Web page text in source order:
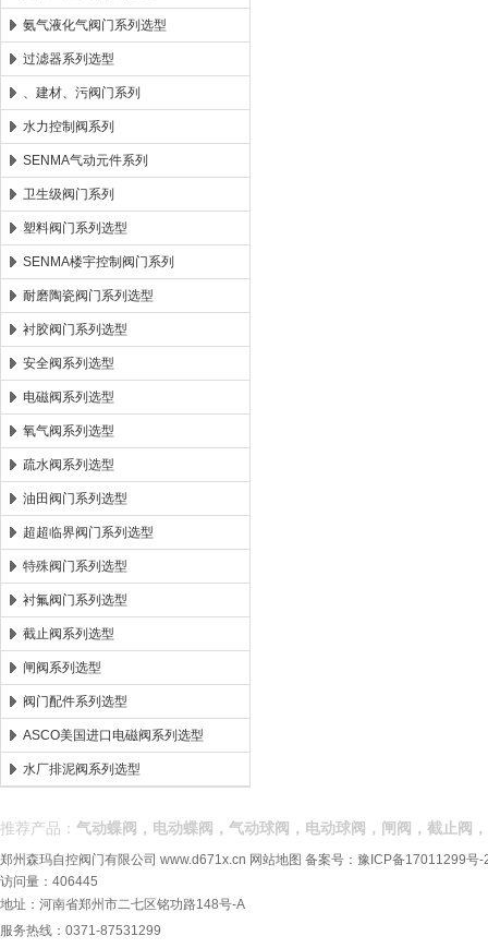
氨气液化气阀门系列选型
过滤器系列选型
、建材、污阀门系列
水力控制阀系列
SENMA气动元件系列
卫生级阀门系列
塑料阀门系列选型
SENMA楼宇控制阀门系列
耐磨陶瓷阀门系列选型
衬胶阀门系列选型
安全阀系列选型
电磁阀系列选型
氧气阀系列选型
疏水阀系列选型
油田阀门系列选型
超超临界阀门系列选型
特殊阀门系列选型
衬氟阀门系列选型
截止阀系列选型
闸阀系列选型
阀门配件系列选型
ASCO美国进口电磁阀系列选型
水厂排泥阀系列选型
推荐产品： 气动蝶阀，电动蝶阀，气动球阀，电动球阀，闸阀，截止阀
郑州森玛自控阀门有限公司 www.d671x.cn 网站地图 备案号： 豫ICP备17011299号-
访问量：406445
地址：河南省郑州市二七区铭功路148号-A
服务热线：0371-87531299